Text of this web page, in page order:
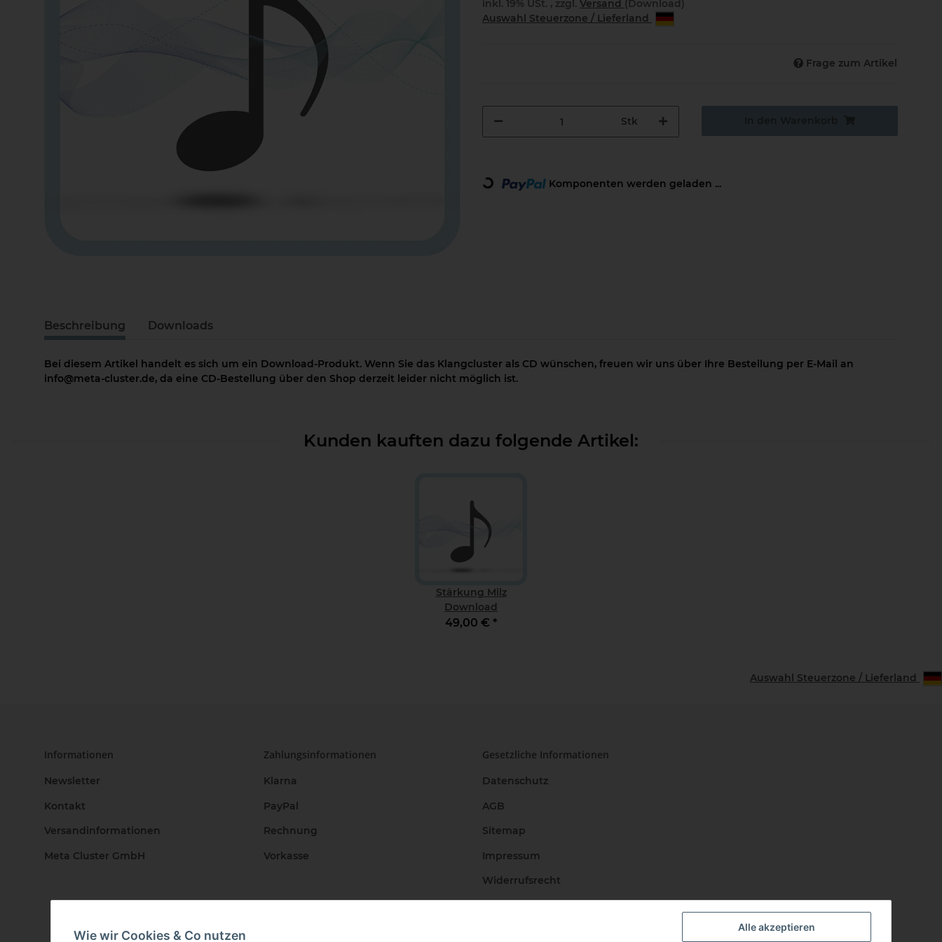
inkl. 19% USt. , zzgl. Versand (Download)
Auswahl Steuerzone / Lieferland
Frage zum Artikel
Stk
Loading... Komponenten werden geladen ...
Beschreibung Downloads
Bei diesem Artikel handelt es sich um ein Download-Produkt. Wenn Sie das Klangcluster als CD wünschen, freuen wir uns über Ihre Bestellung per E-Mail an
info@meta-cluster.de, da eine CD-Bestellung über den Shop derzeit leider nicht möglich ist.
Kunden kauften dazu folgende Artikel:
Stärkung Milz
Download
49,00 € *
Auswahl Steuerzone / Lieferland
Informationen
Newsletter
Kontakt
Versandinformationen
Meta Cluster GmbH
Zahlungsinformationen
Klarna
PayPal
Rechnung
Vorkasse
Gesetzliche Informationen
Datenschutz
AGB
Sitemap
Impressum
Widerrufsrecht
Wie wir Cookies & Co nutzen
Alle akzeptieren